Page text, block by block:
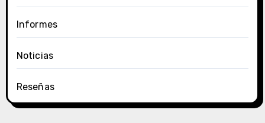
Informes
Noticias
Reseñas